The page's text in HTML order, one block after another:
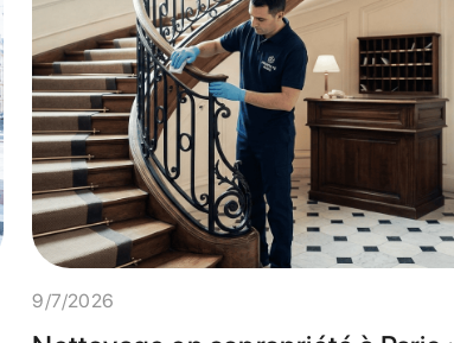
9/7/2026